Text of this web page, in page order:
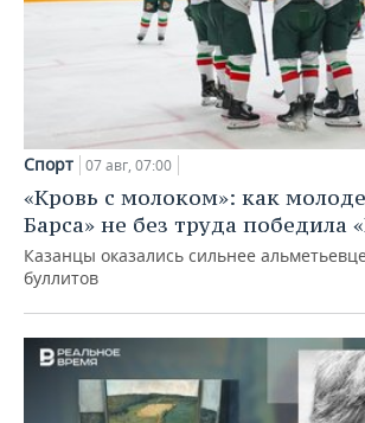
Спорт 07 авг, 07:00
«Кровь с молоком»: как
Барса» не без труда победила
Казанцы оказались сильнее
буллитов